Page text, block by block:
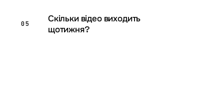
05
Скільки відео виходить
щотижня?